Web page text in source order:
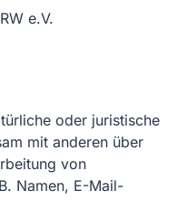
e.V.
oder juristische
mit anderen über
von
Namen, E-Mail-